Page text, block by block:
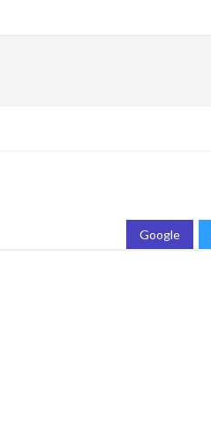
Google